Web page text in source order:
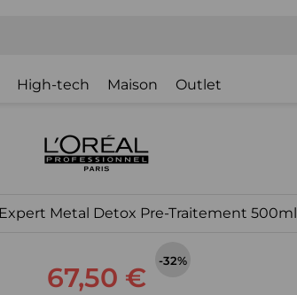
High-tech Maison Outlet
Expert Metal Detox Pre-Traitement 500ml
67,50 €
-32%